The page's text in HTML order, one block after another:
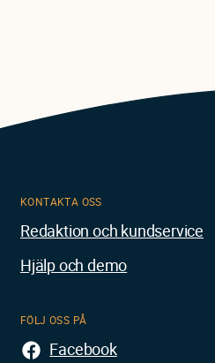
KONTAKTA OSS
Redaktion och kundservice
Hjälp och demo
FÖLJ OSS PÅ
Facebook